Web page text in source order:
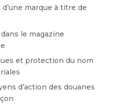
marque à titre de
le magazine
et protection du nom
d’action des douanes